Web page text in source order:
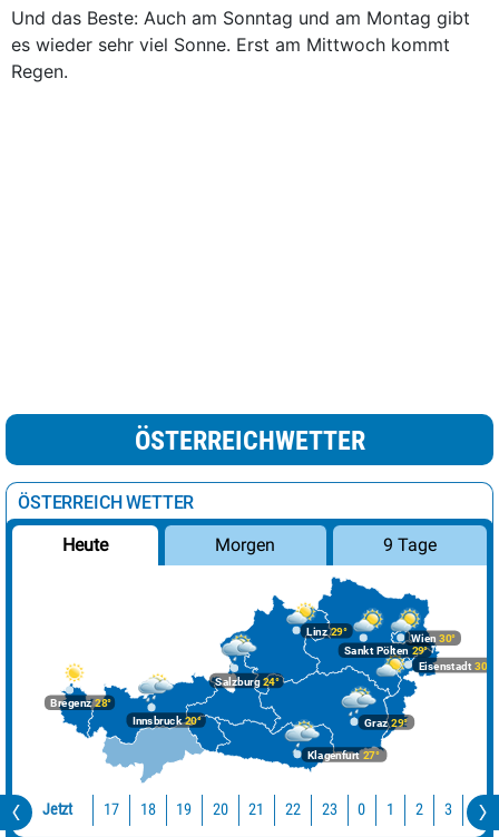
Und das Beste: Auch am Sonntag und am Montag gibt
es wieder sehr viel Sonne. Erst am Mittwoch kommt
Regen.
ÖSTERREICHWETTER
ÖSTERREICH WETTER
Heute Morgen 9 Tage
Bregenz28°
Graz29°
Innsbruck20°
Klagenfurt 27°
Linz29°
Salzburg24°
Wien 30°
Eisenstadt 30°
Sankt Pölten 29°
Jetzt 17 18 19 20 21 22 23 0 1 2 3 4